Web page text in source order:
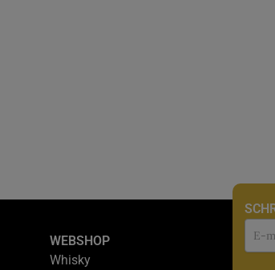
WEBSHOP
Whisky